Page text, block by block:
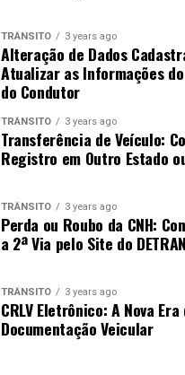
TRÂNSITO 3 years ago
Alteração de Dados
Atualizar as Informações
do Condutor
TRÂNSITO 3 years ago
Transferência de Veículo:
Registro em Outro Estado
TRÂNSITO 3 years ago
Perda ou Roubo da CNH:
a 2ª Via pelo Site do DETRAN
TRÂNSITO 3 years ago
CRLV Eletrônico: A Nova Era
Documentação Veicular